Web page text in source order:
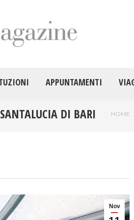
APPUNTAMENTI
DI BARI Tu
HOME
Nov